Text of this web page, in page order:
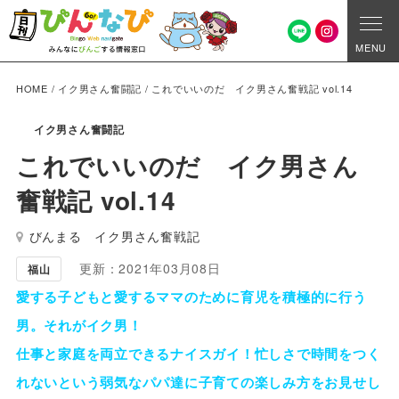
MENU
HOME / イク男さん奮闘記 / これでいいのだ イク男さん奮戦記 vol.14
イク男さん奮闘記
これでいいのだ イク男さん
奮戦記 vol.14
びんまる イク男さん奮戦記
福山 更新：2021年03月08日
愛する子どもと愛するママのために育児を積極的に行う
男。それがイク男！
仕事と家庭を両立できるナイスガイ！忙しさで時間をつく
れないという弱気なパパ達に子育ての楽しみ方をお見せし